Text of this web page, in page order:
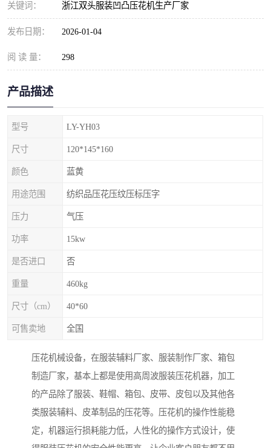
关键词： 浙江双头服装凹凸压花机生产厂家
发布日期： 2026-01-04
阅 读 量： 298
产品描述
型号 LY-YH03
尺寸 120*145*160
颜色 蓝黄
用途范围 纺织品压花压纹压标压字
压力 气压
功率 15kw
是否进口 否
重量 460kg
尺寸（cm） 40*60
可售卖地 全国
压花机械设备，在服装辅料厂家、服装制作厂家、箱包
制造厂家，基本上都是使用高周波服装压花机器，加工
的产品除了服装、鞋帽、箱包、皮带、皮包以及其他各
类服装辅料、皮革制品的压花等。压花机的操作性能稳
定，机器运行损耗能力低，人性化的操作方式设计，使